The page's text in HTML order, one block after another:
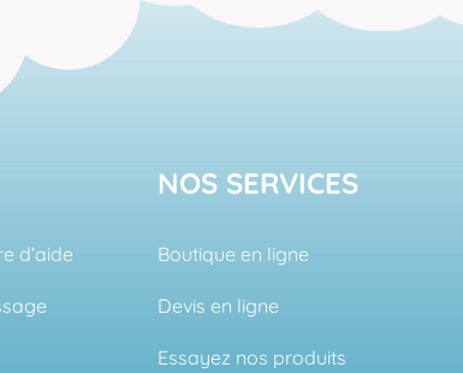
d’aide
NOS SERVICES
Boutique en ligne
Devis en ligne
Essayez nos produits